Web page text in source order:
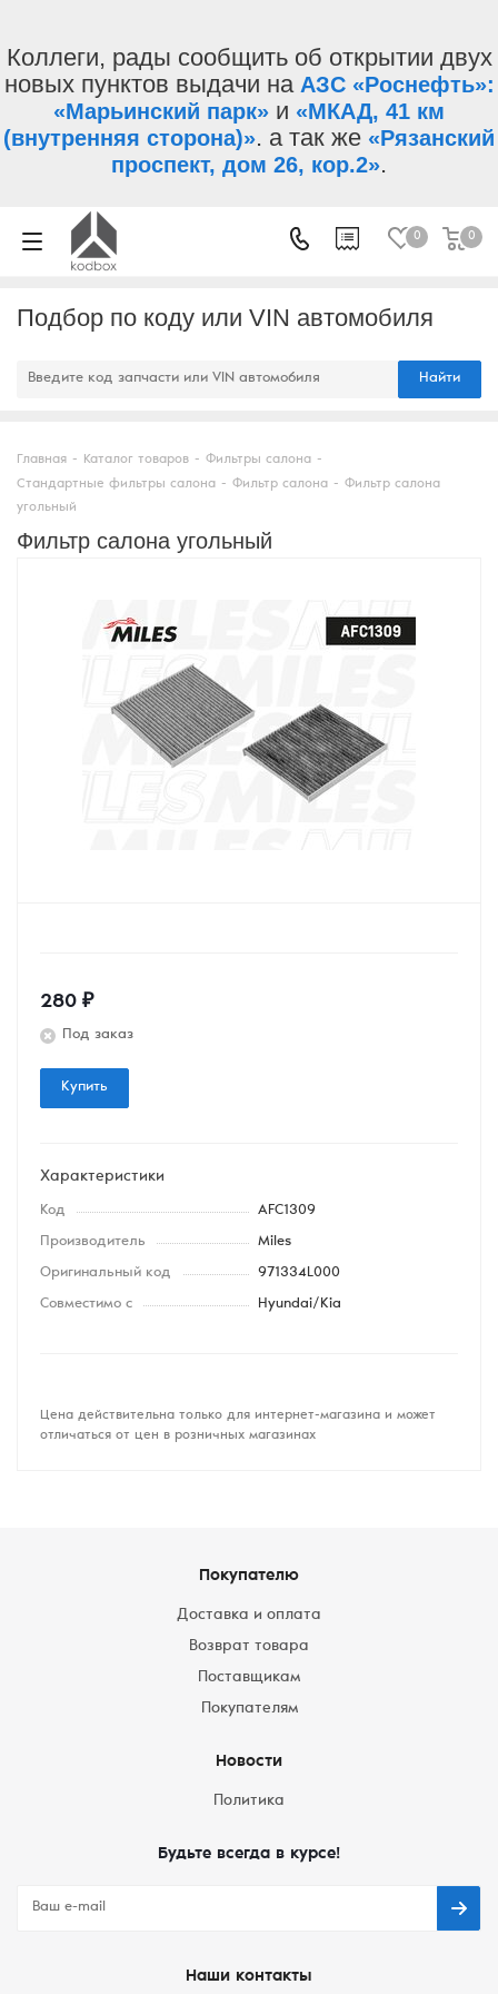
Коллеги, рады сообщить об открытии двух
новых пунктов выдачи на АЗС «Роснефть»:
«Марьинский парк» и «МКАД, 41 км
(внутренняя сторона)». а так же «Рязанский
проспект, дом 26, кор.2».
0 0
Подбор по коду или VIN автомобиля
Найти
Главная - Каталог товаров - Фильтры салона -
Стандартные фильтры салона - Фильтр салона - Фильтр салона
угольный
Фильтр салона угольный
280 ₽
Под заказ
Купить
Характеристики
Код AFC1309
Производитель Miles
Оригинальный код 971334L000
Совместимо с Hyundai/Kia
Цена действительна только для интернет-магазина и может
отличаться от цен в розничных магазинах
Покупателю
Доставка и оплата
Возврат товара
Поставщикам
Покупателям
Новости
Политика
Будьте всегда в курсе!
Наши контакты